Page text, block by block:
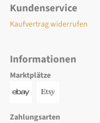
Kundenservice
Kaufvertrag widerrufen
Informationen
Marktplätze
Zahlungsarten